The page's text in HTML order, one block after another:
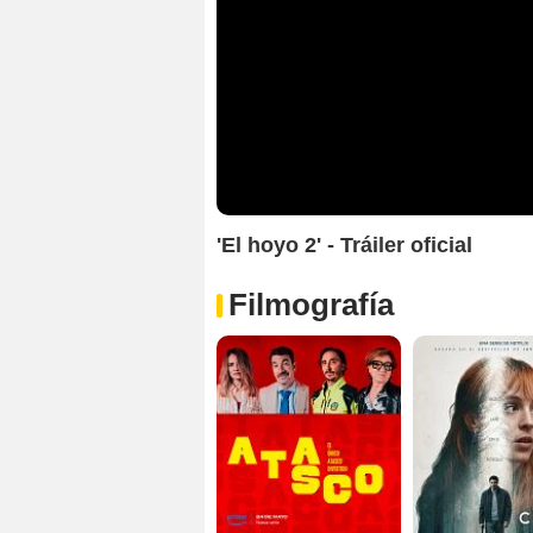
'El hoyo 2' - Tráiler oficial
Filmografía